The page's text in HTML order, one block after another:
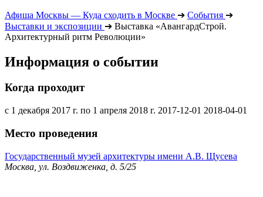
Афиша Москвы — Куда сходить в Москве ➔ События ➔
Выставки и экспозиции ➔ Выставка «АвангардСтрой.
Архитектурный ритм Революции»
Информация о событии
Когда проходит
с 1 декабря 2017 г. по 1 апреля 2018 г. 2017-12-01 2018-04-01
Место проведения
Государственный музей архитектуры имени А.В. Щусева
Москва, ул. Воздвиженка, д. 5/25